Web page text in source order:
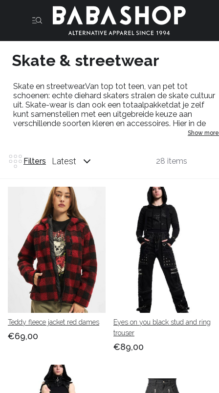
Skate & streetwear
Skate en streetwear.Van top tot teen, van pet tot
schoenen: echte diehard skaters stralen de skate cultuur
uit. Skate-wear is dan ook een totaalpakketdat je zelf
kunt samenstellen met een uitgebreide keuze aan
verschillende soorten kleren en accessoires. Hier in de
babashop nemen de term skate kleding wel vrij ruim en
wel op straat geboren en we brengen het met een dikke
knipoog naar de punk en hardcore scene.Zo verkopen
als dead threads, zo wijd mogelijk was en is nog steeds
het motto.Ruime bandshirts van bands als Rancid,Gbh
en discharge, maar ook wat meer Urban look zoals het
merk Branditwear bieden we je aan.
Skate en streetwear heren
: Brandit wear en Dead
threads, Urban classics.
In de jaren 70 en 80 van de vorige eeuw, toen de
skatecultuur en skateboarding net opkwam, was het
voor een skater een hele zoektocht om passende
kleding die zowel een coole look als skate comfort
bood.In de webshop en fysieke shop van de babashop
bieden we vooral de punkrock look aan waar je verder
gewoon zelf kan combineren.
Show more
Filters Latest 28 items
Teddy fleece jacket red dames
€69,00
Eyes on you black stud and ring
trouser
€89,00